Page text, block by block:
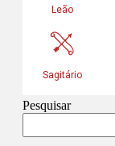
Pesquisar